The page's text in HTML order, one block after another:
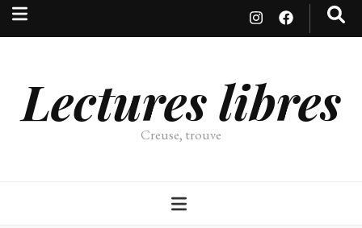
Lectures libres
Creuse, trouve